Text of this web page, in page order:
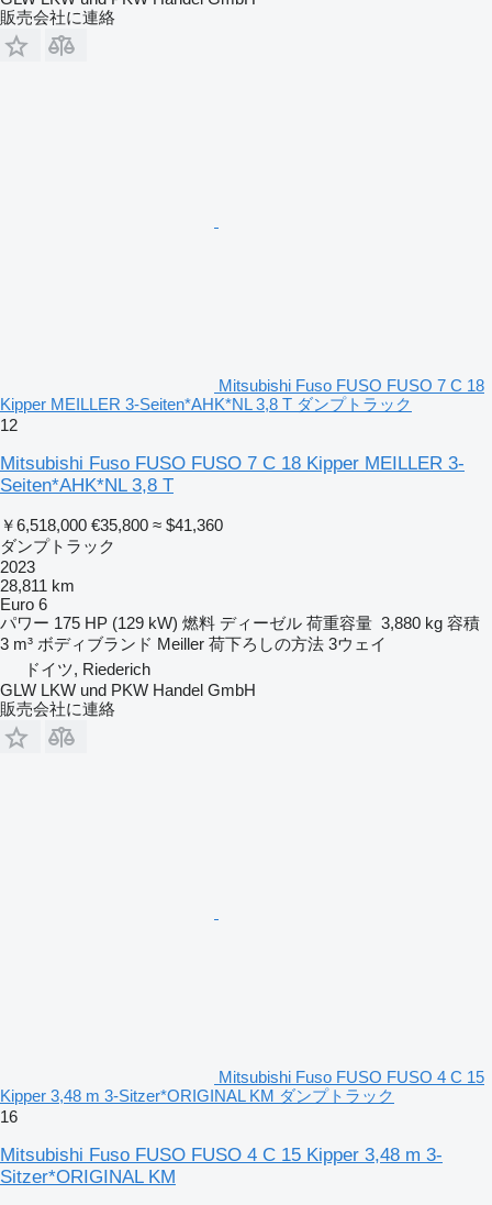
販売会社に連絡
Mitsubishi Fuso FUSO FUSO 7 C 18
Kipper MEILLER 3-Seiten*AHK*NL 3,8 T ダンプトラック
12
Mitsubishi Fuso FUSO FUSO 7 C 18 Kipper MEILLER 3-
Seiten*AHK*NL 3,8 T
￥6,518,000 €35,800 ≈ $41,360
ダンプトラック
2023
28,811 km
Euro 6
パワー 175 HP (129 kW) 燃料 ディーゼル 荷重容量 3,880 kg 容積
3 m³ ボディブランド Meiller 荷下ろしの方法 3ウェイ
ドイツ, Riederich
GLW LKW und PKW Handel GmbH
販売会社に連絡
Mitsubishi Fuso FUSO FUSO 4 C 15
Kipper 3,48 m 3-Sitzer*ORIGINAL KM ダンプトラック
16
Mitsubishi Fuso FUSO FUSO 4 C 15 Kipper 3,48 m 3-
Sitzer*ORIGINAL KM